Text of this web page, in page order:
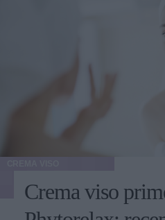
Crema viso